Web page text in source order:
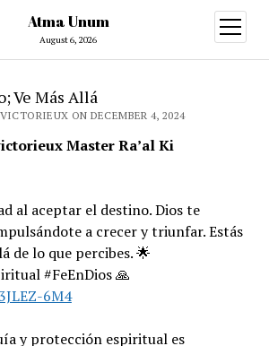
Atma Unum
August 6, 2026
open
menu
Ve Más Allá
ON DECEMBER 4, 2024
Master Ra’al Ki
al aceptar el destino. Dios te
a crecer y triunfar. Estás
de lo que percibes. 🌟
#FeEnDios 🙏
6M4
y protección espiritual es